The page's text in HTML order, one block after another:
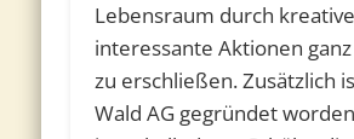
Lebensraum durch
interessante Aktionen
zu erschließen. Zusätzlich
Wald AG gegründet